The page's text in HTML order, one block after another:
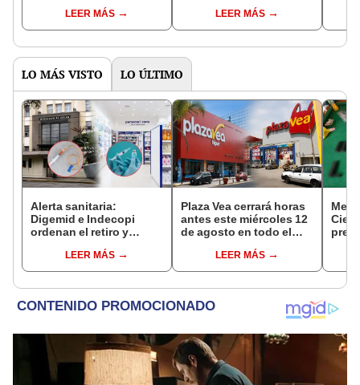
LEER MÁS
de mesa para este 4 de
octubre en el link oficial
LEER MÁS
LO MÁS VISTO LO ÚLTIMO
Alerta sanitaria:
Digemid e Indecopi
ordenan el retiro y
productos médicos
contra el cáncer por
LEER MÁS
Plaza Vea cerrará horas
antes este miércoles 12
de agosto en todo el
hasta las 7 p.m.
LEER MÁS
de